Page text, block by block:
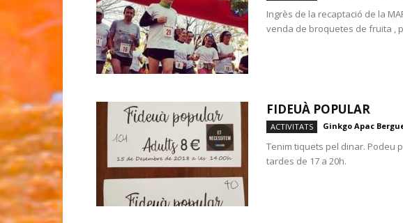
Ingrès de la recaptació de la
venda de broquetes de fruita ,
FIDEUÀ POPULAR
ACTIVITATS Ginkgo Apac
Tenim tiquets pel dinar. Podeu
tardes de 17 a 20h.